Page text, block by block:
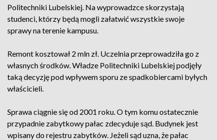
Politechniki Lubelskiej. Na wyprowadzce skorzystają
studenci, którzy będą mogli załatwić wszystkie swoje
sprawy na terenie kampusu.
Remont kosztował 2 mln zł. Uczelnia przeprowadziła go z
własnych środków. Władze Politechniki Lubelskiej podjęły
taką decyzję pod wpływem sporu ze spadkobiercami byłych
właścicieli.
Sprawa ciągnie się od 2001 roku. O tym komu ostatecznie
przypadnie zabytkowy pałac zdecyduje sąd. Budynek jest
wpisany do rejestru zabytków. Jeżeli sąd uzna, że pałac